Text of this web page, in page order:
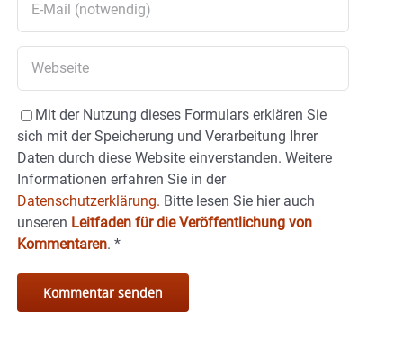
Mit der Nutzung dieses Formulars erklären Sie
sich mit der Speicherung und Verarbeitung Ihrer
Daten durch diese Website einverstanden. Weitere
Informationen erfahren Sie in der
Datenschutzerklärung. Bitte lesen Sie hier auch
unseren Leitfaden für die Veröffentlichung von
Kommentaren. *